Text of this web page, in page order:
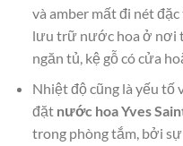
và amber mất đi nét
lưu trữ nước hoa ở nơi
ngăn tủ, kệ gỗ có cửa
Nhiệt độ cũng là yếu tố
đặt nước hoa Yves
trong phòng tắm, bởi